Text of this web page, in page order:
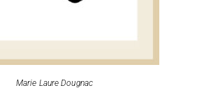
Marie Laure Dougnac